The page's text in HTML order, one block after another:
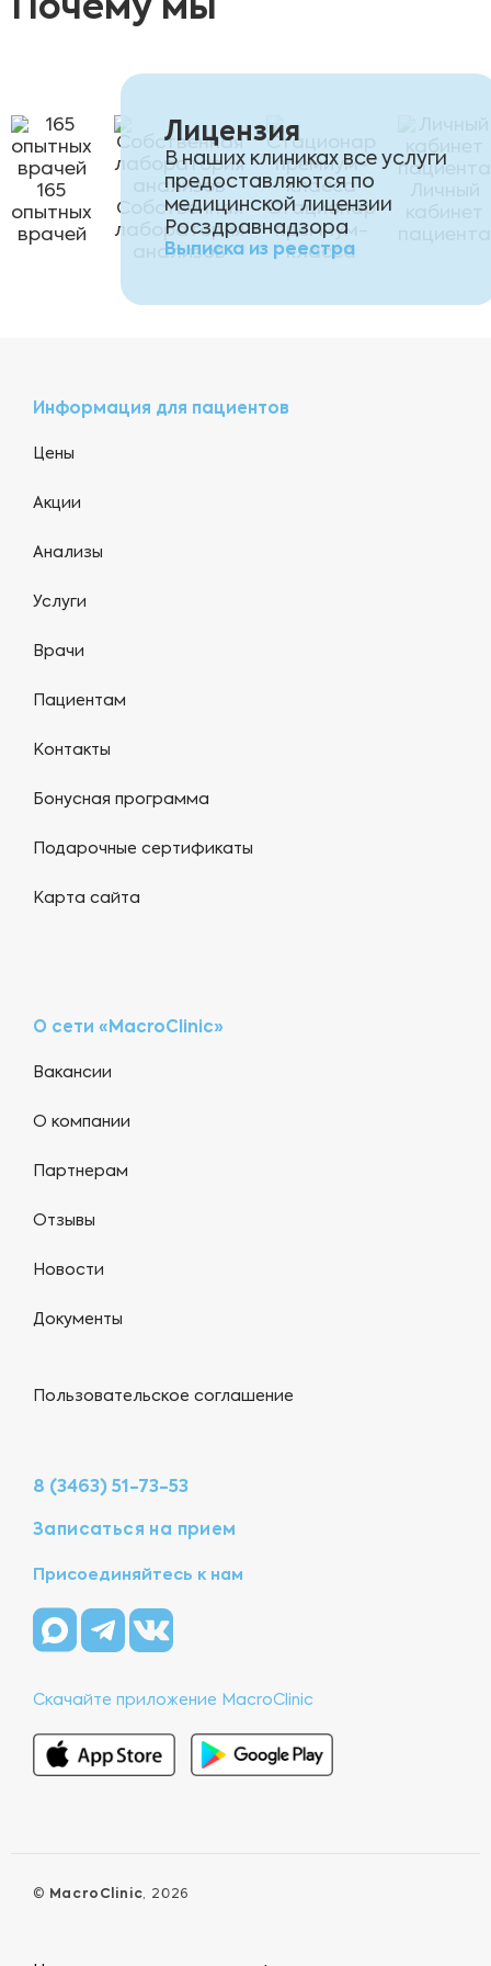
Почему мы
165
опытных
врачей
Собственная
лаборатория
анализов
Стационар
премиум-
класса
Лицензия
В наших клиниках все услуги
предоставляются по
медицинской лицензии
Росздравнадзора
Выписка из реестра
Информация для пациентов
Цены
Акции
Анализы
Услуги
Врачи
Пациентам
Контакты
Бонусная программа
Подарочные сертификаты
Карта сайта
О сети «MacroClinic»
Вакансии
О компании
Партнерам
Отзывы
Новости
Документы
Пользовательское соглашение
8 (3463) 51-73-53
Записаться на прием
Присоединяйтесь к нам
Скачайте приложение MacroClinic
© MacroClinic, 2026